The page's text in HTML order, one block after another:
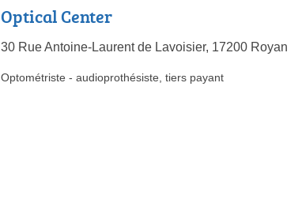
Optical Center
30 Rue Antoine-Laurent de Lavoisier, 17200 Royan
Optométriste - audioprothésiste tiers payant